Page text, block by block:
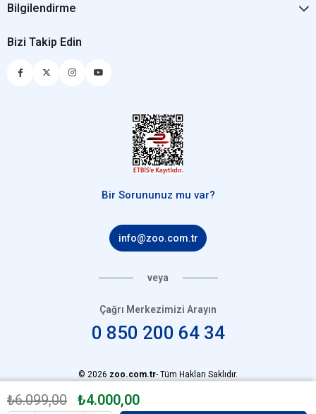
₺6.099,00 ₺4.000,00
Bilgilendirme
Bizi Takip Edin
Bir Sorununuz mu var?
info@zoo.com.tr
veya
Çağrı Merkezimizi Arayın
0 850 200 64 34
© 2026 zoo.com.tr- Tüm Hakları Saklıdır.